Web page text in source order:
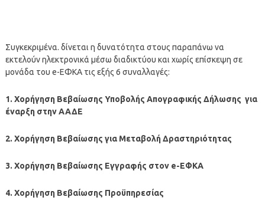
Συγκεκριμένα. δίνεται η δυνατότητα στους παραπάνω να
εκτελούν ηλεκτρονικά μέσω διαδικτύου και χωρίς επίσκεψη σε
μονάδα του e-ΕΦΚΑ τις εξής 6 συναλλαγές:
1. Χορήγηση Βεβαίωσης Υποβολής Απογραφικής Δήλωσης για
έναρξη στην ΑΑΔΕ
2. Χορήγηση Βεβαίωσης για Μεταβολή Δραστηριότητας
3. Χορήγηση Βεβαίωσης Εγγραφής στον e-ΕΦΚΑ
4. Χορήγηση Βεβαίωσης Προϋπηρεσίας